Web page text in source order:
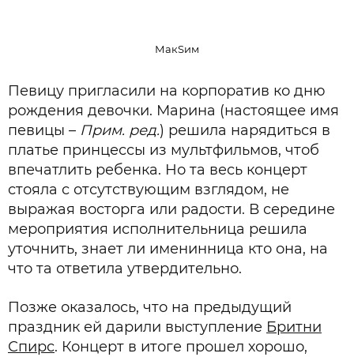
МакSим
Певицу пригласили на корпоратив ко дню
рождения девочки. Марина (настоящее имя
певицы – Прим. ред.) решила нарядиться в
платье принцессы из мультфильмов, чтоб
впечатлить ребенка. Но та весь концерт
стояла с отсутствующим взглядом, не
выражая восторга или радости. В середине
мероприятия исполнительница решила
уточнить, знает ли именинница кто она, на
что та ответила утвердительно.
Позже оказалось, что на предыдущий
праздник ей дарили выступление Бритни
Спирс. Концерт в итоге прошел хорошо,